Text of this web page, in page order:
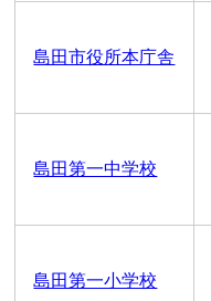
島田市役所本庁舎
島田第一中学校
島田第一小学校